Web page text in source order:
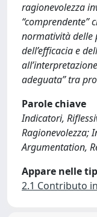
ragionevolezza
“comprendente”
normatività delle
dell’efficacia e
adeguata” tra
Parole chiave
Indicatori,
Ragionevolezza;
Argumentation,
Appare nelle
2.1 Contributo